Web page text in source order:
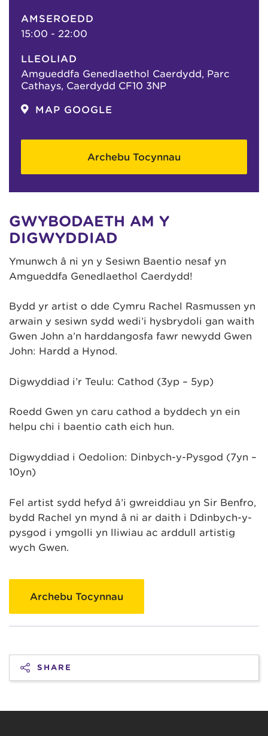
AMSEROEDD
15:00 - 22:00
LLEOLIAD
Amgueddfa Genedlaethol Caerdydd, Parc
Cathays, Caerdydd CF10 3NP
MAP GOOGLE
Archebu Tocynnau
GWYBODAETH AM Y
DIGWYDDIAD
Ymunwch â ni yn y Sesiwn Baentio nesaf yn
Amgueddfa Genedlaethol Caerdydd!
Bydd yr artist o dde Cymru Rachel Rasmussen yn
arwain y sesiwn sydd wedi’i hysbrydoli gan waith
Gwen John a’n harddangosfa fawr newydd Gwen
John: Hardd a Hynod.
Digwyddiad i’r Teulu: Cathod (3yp – 5yp)
Roedd Gwen yn caru cathod a byddech yn ein
helpu chi i baentio cath eich hun.⁠
Digwyddiad i Oedolion: Dinbych-y-Pysgod (7yn –
10yn)
Fel artist sydd hefyd â’i gwreiddiau yn Sir Benfro,
bydd Rachel yn mynd â ni ar daith i Ddinbych-y-
pysgod i ymgolli yn lliwiau ac arddull artistig
wych Gwen.
Archebu Tocynnau
SHARE